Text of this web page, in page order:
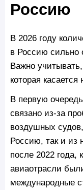
Россию
В 2026 году
в Россию сильно
Важно
которая
В первую
связано из-за
воздушных
Россию, так и из
после 2022 года,
авиаотрасли
международные